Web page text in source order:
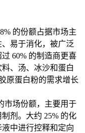
的份额占据市场主
易于消化，被广泛
60% 的制造商更喜
、汤、冰沙和蛋白
原蛋白粉的需求增长
市场份额，主要用于
剂。大约 25% 的化
中进行控释和定向